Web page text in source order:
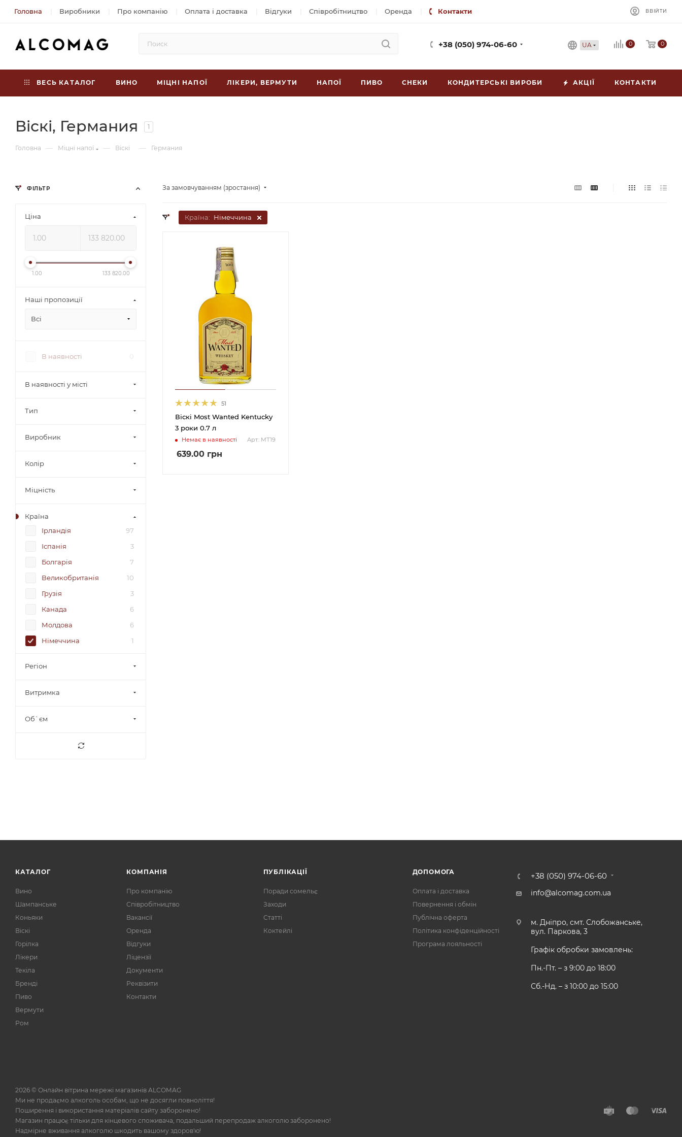
Головна Виробники Про компанію Оплата і доставка Відгуки Співробітництво Оренда Контакти ВВІЙТИ
+38 (050) 974-06-60 UA 0 0
ВЕСЬ КАТАЛОГ ВИНО МІЦНІ НАПОЇ ЛІКЕРИ, ВЕРМУТИ НАПОЇ ПИВО СНЕКИ КОНДИТЕРСЬКІ ВИРОБИ АКЦІЇ КОНТАКТИ
Віскі, Германия 1
Головна — Міцні напої — Віскі — Германия
За замовчуванням (зростання)
Країна: Німеччина
51
Віскі Most Wanted Kentucky
3 роки 0.7 л
Немає в наявності Арт.: МТ19
639.00 грн
ФІЛЬТР
Ціна
1.00 133 820.00
Наші пропозиції
Всі
В наявності 0
В наявності у місті
Тип
Виробник
Колір
Міцність
Країна
Ірландія
97
Іспанія
3
Болгарія
7
Великобританія
10
Грузія
3
Канада
6
Молдова
6
Німеччина
1
Регіон
Витримка
Об`єм
КАТАЛОГ
Вино
Шампанське
Коньяки
Віскі
Горілка
Лікери
Текіла
Бренді
Пиво
Вермути
Ром
КОМПАНІЯ
Про компанію
Співробітництво
Вакансії
Оренда
Відгуки
Ліцензії
Документи
Реквізити
Контакти
ПУБЛІКАЦІЇ
Поради сомельє
Заходи
Статті
Коктейлі
ДОПОМОГА
Оплата і доставка
Повернення і обмін
Публічна оферта
Політика конфіденційності
Програма лояльності
+38 (050) 974-06-60
info@alcomag.com.ua
м. Дніпро, смт. Слобожанське,
вул. Паркова, 3
Графік обробки замовлень:
Пн.-Пт. – з 9:00 до 18:00
Сб.-Нд. – з 10:00 до 15:00
2026 © Онлайн вітрина мережі магазинів ALCOMAG
Ми не продаємо алкоголь особам, що не досягли повноліття!
Поширення і використання матеріалів сайту заборонено!
Магазин працює тільки для кінцевого споживача, подальший перепродаж алкоголю заборонено!
Надмірне вживання алкоголю шкодить вашому здоров'ю!